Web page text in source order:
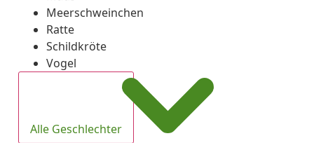
Meerschweinchen
Ratte
Schildkröte
Vogel
Alle Geschlechter